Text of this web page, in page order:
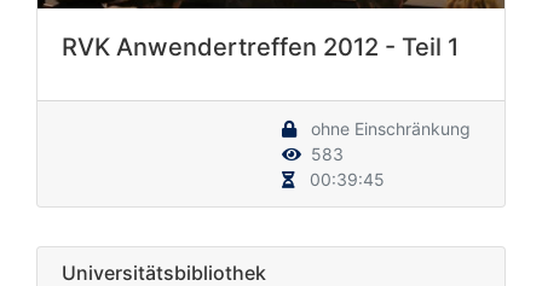
RVK Anwendertreffen 2012 - Teil 1
ohne Einschränkung
583
00:39:45
Universitätsbibliothek